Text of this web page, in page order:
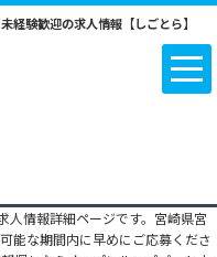
経験歓迎の求人情報【しごとら】
人情報詳細ページです。宮崎県宮
能な期間内に早めにご応募くださ